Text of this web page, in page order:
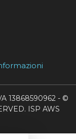
13868590962 - ©
ISP AWS